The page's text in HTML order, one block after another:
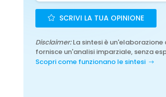
SCRIVI LA TUA OPINIONE
Disclaimer:La sintesi è
fornisce un'analisi imparziale, senza
Scopri come funzionano le sintesi